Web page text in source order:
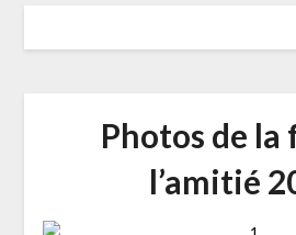
Photos de la
l’amitié